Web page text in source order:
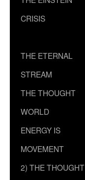
CRISIS
THE ETERNAL
STREAM
THE THOUGHT
WORLD
ENERGY IS
MOVEMENT
2) THE THOUGHT